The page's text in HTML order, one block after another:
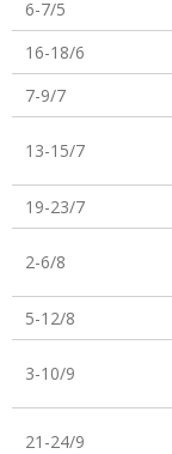
6-7/5
16-18/6
7-9/7
13-15/7
19-23/7
2-6/8
5-12/8
3-10/9
21-24/9